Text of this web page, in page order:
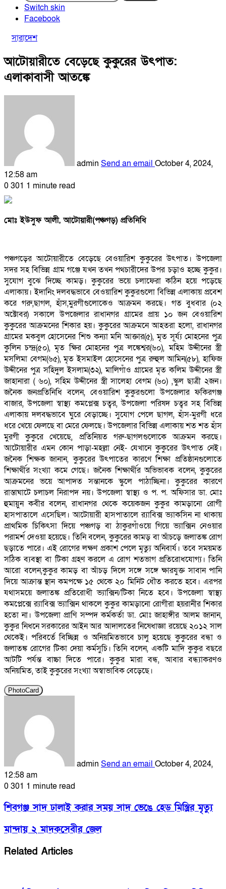
Switch skin
Facebook
সারাদেশ
আটোয়ারীতে বেড়েছে কুকুরের উৎপাত:
এলাকাবাসী আতঙ্কে
admin Send an email October 4, 2024,
12:58 am
0 301 1 minute read
মোঃ ইউসুফ আলী, আটোয়ারী(পঞ্চগড়) প্রতিনিধি
পঞ্চগড়ের আটোয়ারীতে বেড়েছে বেওয়ারিশ কুকুরের উৎপাত। উপজেলা
সদর সহ বিভিন্ন গ্রাম গঞ্জে যখন তখন পথচারীদের উপর চড়াও হচ্ছে কুকুর।
সুযোগ বুঝে দিচ্ছে কামড়। কুকুরের ভয়ে চলাফেরা কঠিন হয়ে পড়েছে
এলাকায়। ইদানিং দলবদ্ধভাবে বেওয়ারিশ কুকুরগুলো বিভিন্ন এলাকায় প্রবেশ
করে গরু,ছাগল, হাঁস,মুরগীগুলোকেও আক্রমন করছে। গত বুধবার (০২
অক্টোবর) সকালে উপজেলার রাধানগর গ্রামের প্রায় ১০ জন বেওয়ারিশ
কুকুরের আক্রমনের শিকার হয়। কুকুরের আক্রমনে আহতরা হলো, রাধানগর
গ্রামের মকবুল হোসেনের শিশু কন্যা মনি আক্তার(৫), মৃত সূর্য্য মোহনের পুত্র
কুলিন চন্দ্র(৫০), মৃত ক্ষির মোহনের পুত্র লঙ্কেশ্বর(৬০), মহিম উদ্দীনের স্ত্রী
মসলিমা বেগম(৬৫), মৃত ইসমাইল হোসেনের পুত্র রুহুল আমিন(৫৮), হাফিজ
উদ্দীনের পুত্র সহিদুল ইসলাম(৩২), মালিগাঁও গ্রামের মৃত কলিম উদ্দীনের স্ত্রী
জাহানারা ( ৬০), সহিম উদ্দীনের স্ত্রী সালেহা বেগম (৬০) ,স্কুল ছাত্রী ২জন।
জনৈক জনপ্রতিনিধি বলেন, বেওয়ারিশ কুকুরগুলো উপজেলার ফকিরগঞ্জ
বাজার, উপজেলা স্বাস্থ্য কমপ্লেক্স চত্বর, উপজেলা পরিষদ চত্বর সহ বিভিন্ন
এলাকায় দলবদ্ধভাবে ঘুরে বেড়াচ্ছে। সুযোগ পেলে ছাগল, হাঁস-মুরগী ধরে
ধরে খেয়ে ফেলছে বা মেরে ফেলছে। উপজেলার বিভিন্ন এলাকায় শত শত হাঁস
মুরগী কুকুরে খেয়েছে, প্রতিনিয়ত গরু-ছাগলগুলোকে আক্রমন করছে।
আটোয়ারীর এমন কোন পাড়া-মহল্লা নেই- যেখানে কুকুরের উৎপাত নেই।
জনৈক শিক্ষক জানান, কুকুরের উৎপাতের কারণে শিক্ষা প্রতিষ্ঠানগুলোতে
শিক্ষার্থীর সংখ্যা কমে গেছে। জনৈক শিক্ষার্থীর অভিভাবক বলেন, কুকুরের
আক্রমনের ভয়ে আপাদত সন্তানকে স্কুলে পাঠাচ্ছিনা। কুকুরের কারণে
রাস্তাঘাটে চলাচল নিরাপদ নয়। উপজেলা স্বাস্থ্য ও প. প. অফিসার ডা. মোঃ
হুমায়ুন কবীর বলেন, রাধানগর থেকে কয়েকজন কুকুর কামড়ানো রোগী
হাসপাতালে এসেছিল। আটোয়ারী হাসপাতালে র‌্যাবিক্স ভ্যাকসিন না থাকায়
প্রাথমিক চিকিৎসা দিয়ে পঞ্চগড় বা ঠাকুরগাঁওয়ে গিয়ে ভ্যাক্সিন নেওয়ার
পরামর্শ দেওয়া হয়েছে। তিনি বলেন, কুকুরের কামড় বা আঁচড়ে জলাতঙ্ক রোগ
ছড়াতে পারে। এই রোগের লক্ষণ প্রকাশ পেলে মৃত্যু অনিবার্য। তবে সময়মত
সঠিক ব্যবস্থা বা টিকা গ্রহণ করলে এ রোগ শতভাগ প্রতিরোধযোগ্য। তিনি
আরো বলেন,কুকুর কামড় বা আঁচড় দিলে সঙ্গে সঙ্গে ক্ষারযুক্ত সাবান পানি
দিয়ে আক্রান্ত স্থান কমপক্ষে ১৫ থেকে ২০ মিনিট ধৌত করতে হবে। এরপর
যথাসময়ে জলাতঙ্ক প্রতিরোধী ভ্যাক্সিন/টিকা নিতে হবে। উপজেলা স্বাস্থ্য
কমপ্লেক্সে র‌্যাবিক্স ভ্যাক্সিন থাকলে কুকুর কামড়ানো রোগীরা হয়রানীর শিকার
হতো না। উপজেলা প্রাণি সম্পদ কর্মকর্তা ডা. মোঃ জাহাঙ্গীর আলম জানান,
কুকুর নিধনে সরকারের আইন আর আদালতের নিষেধাজ্ঞা রয়েছে ২০১২ সাল
থেকেই। পরিবর্তে বিচ্ছিন্ন ও অনিয়মিতভাবে চালু হয়েছে কুকুরের বন্ধা ও
জলাতঙ্ক রোগের টিকা দেয়া কর্মসুচি। তিনি বলেন, একটি মাদি কুকুর বছরে
আটটি পর্যন্ত বাচ্চা দিতে পারে। কুকুর মারা বন্ধ, আবার বন্ধ্যাকরণও
অনিয়মিত, তাই কুকুরের সংখ্যা অস্বাভাবিক বেড়েছে।
PhotoCard
admin Send an email October 4, 2024,
12:58 am
0 301 1 minute read
শিবগঞ্জ সাদ ঢালাই করার সময় সাদ ভেঙে হেড মিস্ত্রির মৃত্যু
মান্দায় ২ মাদকসেবীর জেল
Related Articles